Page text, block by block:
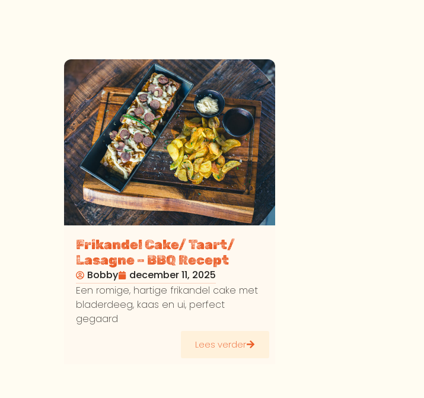
Frikandel Cake/ Taart/
Lasagne – BBQ Recept
Bobby
december 11, 2025
Een romige, hartige frikandel cake met
bladerdeeg, kaas en ui, perfect
gegaard
Lees verder